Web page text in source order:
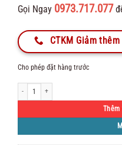
Gọi Ngay 0973.717.077
CTKM Giảm
Cho phép đặt hàng trước
Máy điều hòa mini di động thông minh
Thêm